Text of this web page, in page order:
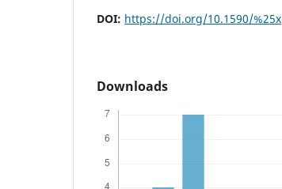
DOI: https://doi.org/10.1590/%25x
Downloads